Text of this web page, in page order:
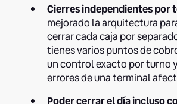
Cierres independientes por
mejorado la arquitectura
cerrar cada caja por
tienes varios puntos de
un control exacto por turno
errores de una terminal